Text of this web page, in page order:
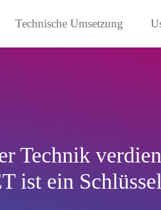
Technische Umsetzung
Technik
ist ein